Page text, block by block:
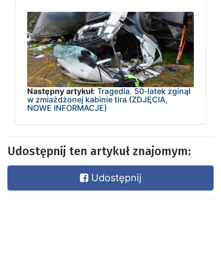
Następny artykuł: Tragedia. 50-latek zginął
w zmiażdżonej kabinie tira (ZDJĘCIA,
NOWE INFORMACJE)
Udostępnij ten artykuł znajomym:
Udostępnij